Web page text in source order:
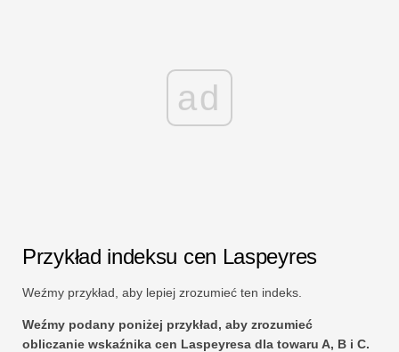
ad
Przykład indeksu cen Laspeyres
Weźmy przykład, aby lepiej zrozumieć ten indeks.
Weźmy podany poniżej przykład, aby zrozumieć
obliczanie wskaźnika cen Laspeyresa dla towaru A, B i C.